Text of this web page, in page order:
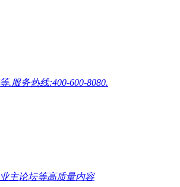
服务热线:400-600-8080.
主论坛等高质量内容